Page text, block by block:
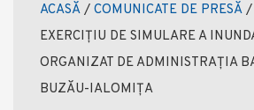
ACASĂ / COMUNICATE DE PRESĂ /
EXERCIȚIU DE SIMULARE A
ORGANIZAT DE ADMINISTRAȚIA
BUZĂU-IALOMIȚA